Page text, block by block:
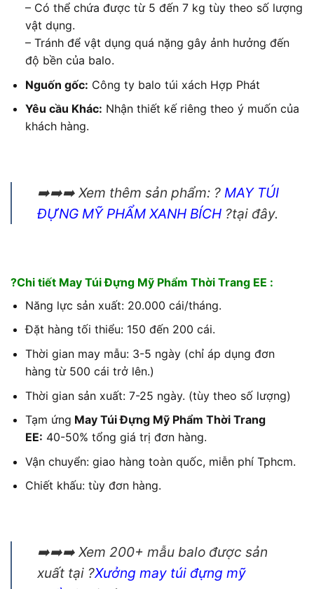
– Có thể chứa được từ 5 đến 7 kg tùy theo số lượng
vật dụng.
– Tránh để vật dụng quá nặng gây ảnh hưởng đến
độ bền của balo.
Nguốn gốc: Công ty balo túi xách Hợp Phát
Yêu cầu Khác: Nhận thiết kế riêng theo ý muốn của
khách hàng.
➡️➡️➡️ Xem thêm sản phẩm: ? MAY TÚI
ĐỰNG MỸ PHẨM XANH BÍCH ?tại đây.
?Chi tiết May Túi Đựng Mỹ Phẩm Thời Trang EE :
Năng lực sản xuất: 20.000 cái/tháng.
Đặt hàng tối thiểu: 150 đến 200 cái.
Thời gian may mẫu: 3-5 ngày (chỉ áp dụng đơn
hàng từ 500 cái trở lên.)
Thời gian sản xuất: 7-25 ngày. (tùy theo số lượng)
Tạm ứng May Túi Đựng Mỹ Phẩm Thời Trang
EE: 40-50% tổng giá trị đơn hàng.
Vận chuyển: giao hàng toàn quốc, miễn phí Tphcm.
Chiết khấu: tùy đơn hàng.
➡️➡️➡️ Xem 200+ mẫu balo được sản
xuất tại ?Xưởng may túi đựng mỹ